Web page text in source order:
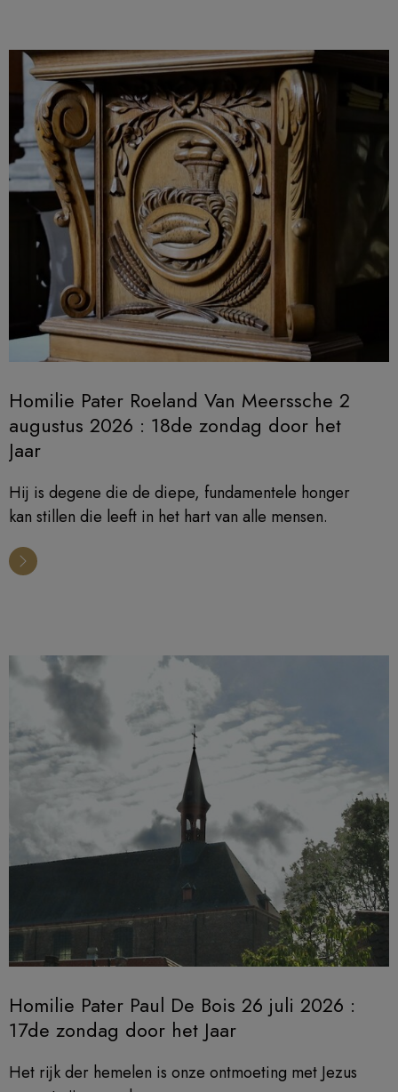
Homilie Pater Roeland Van Meerssche 2
augustus 2026 : 18de zondag door het
Jaar
Hij is degene die de diepe, fundamentele honger
kan stillen die leeft in het hart van alle mensen.
Homilie Pater Paul De Bois 26 juli 2026 :
17de zondag door het Jaar
Het rijk der hemelen is onze ontmoeting met Jezus